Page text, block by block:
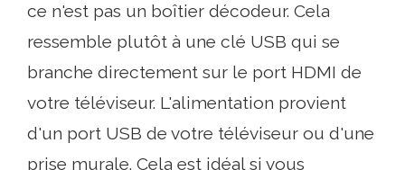
ce n'est pas un boîtier décodeur. Cela
ressemble plutôt à une clé USB qui se
branche directement sur le port HDMI de
votre téléviseur. L'alimentation provient
d'un port USB de votre téléviseur ou d'une
prise murale. Cela est idéal si vous